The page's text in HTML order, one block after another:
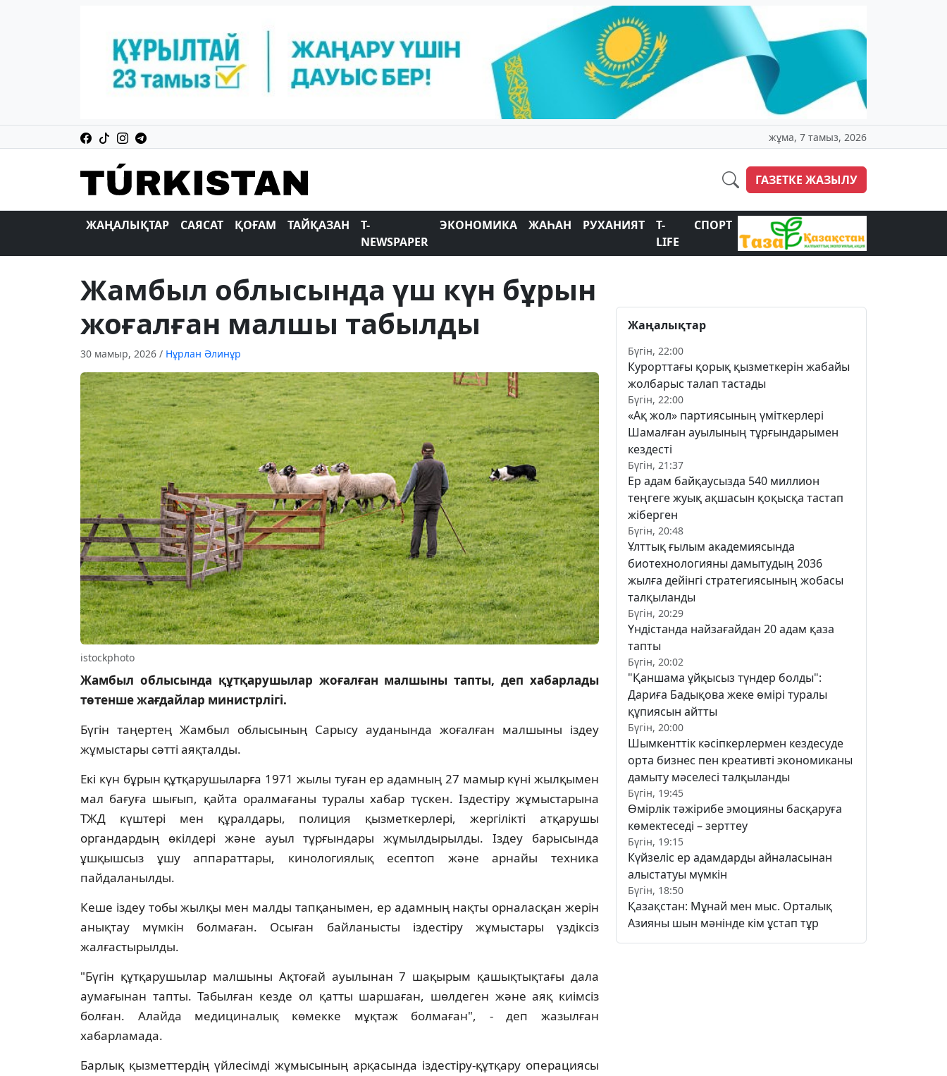
жұма, 7 тамыз, 2026
ГАЗЕТКЕ ЖАЗЫЛУ
ЖАҢАЛЫҚТАР САЯСАТ ҚОҒАМ ТАЙҚАЗАН
T-
NEWSPAPER
ЭКОНОМИКА ЖАҺАН РУХАНИЯТ
T-
LIFE
СПОРТ
Жамбыл облысында үш күн бұрын
жоғалған малшы табылды
30 мамыр, 2026 / Нұрлан Әлинұр
istockphoto
Жамбыл облысында құтқарушылар жоғалған малшыны тапты, деп хабарлады
төтенше жағдайлар министрлігі.
Бүгін таңертең Жамбыл облысының Сарысу ауданында жоғалған малшыны іздеу
жұмыстары сәтті аяқталды.
Екі күн бұрын құтқарушыларға 1971 жылы туған ер адамның 27 мамыр күні жылқымен
мал бағуға шығып, қайта оралмағаны туралы хабар түскен. Іздестіру жұмыстарына
ТЖД күштері мен құралдары, полиция қызметкерлері, жергілікті атқарушы
органдардың өкілдері және ауыл тұрғындары жұмылдырылды. Іздеу барысында
ұшқышсыз ұшу аппараттары, кинологиялық есептоп және арнайы техника
пайдаланылды.
Кеше іздеу тобы жылқы мен малды тапқанымен, ер адамның нақты орналасқан жерін
анықтау мүмкін болмаған. Осыған байланысты іздестіру жұмыстары үздіксіз
жалғастырылды.
"Бүгін құтқарушылар малшыны Ақтоғай ауылынан 7 шақырым қашықтықтағы дала
аумағынан тапты. Табылған кезде ол қатты шаршаған, шөлдеген және аяқ киімсіз
болған. Алайда медициналық көмекке мұқтаж болмаған", - деп жазылған
хабарламада.
Барлық қызметтердің үйлесімді жұмысының арқасында іздестіру-құтқару операциясы
Жаңалықтар
Бүгін, 22:00
Курорттағы қорық қызметкерін жабайы
жолбарыс талап тастады
Бүгін, 22:00
«Ақ жол» партиясының үміткерлері
Шамалған ауылының тұрғындарымен
кездесті
Бүгін, 21:37
Ер адам байқаусызда 540 миллион
теңгеге жуық ақшасын қоқысқа тастап
жіберген
Бүгін, 20:48
Ұлттық ғылым академиясында
биотехнологияны дамытудың 2036
жылға дейінгі стратегиясының жобасы
талқыланды
Бүгін, 20:29
Үндістанда найзағайдан 20 адам қаза
тапты
Бүгін, 20:02
"Қаншама ұйқысыз түндер болды":
Дариға Бадықова жеке өмірі туралы
құпиясын айтты
Бүгін, 20:00
Шымкенттік кәсіпкерлермен кездесуде
орта бизнес пен креативті экономиканы
дамыту мәселесі талқыланды
Бүгін, 19:45
Өмірлік тәжірибе эмоцияны басқаруға
көмектеседі – зерттеу
Бүгін, 19:15
Күйзеліс ер адамдарды айналасынан
алыстатуы мүмкін
Бүгін, 18:50
Қазақстан: Мұнай мен мыс. Орталық
Азияны шын мәнінде кім ұстап тұр